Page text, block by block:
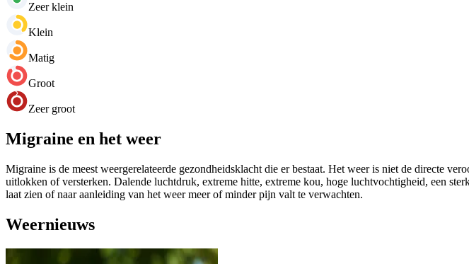
Zeer klein
Klein
Matig
Groot
Zeer groot
Migraine en het weer
Migraine is de meest weergerelateerde gezondheidsklacht die er bestaat. Het weer is niet de directe
uitlokken of versterken. Dalende luchtdruk, extreme hitte, extreme kou, hoge luchtvochtigheid, een
laat zien of naar aanleiding van het weer meer of minder pijn valt te verwachten.
Weernieuws